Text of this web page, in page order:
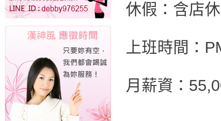
休假：含店
上班時間：
月薪資：